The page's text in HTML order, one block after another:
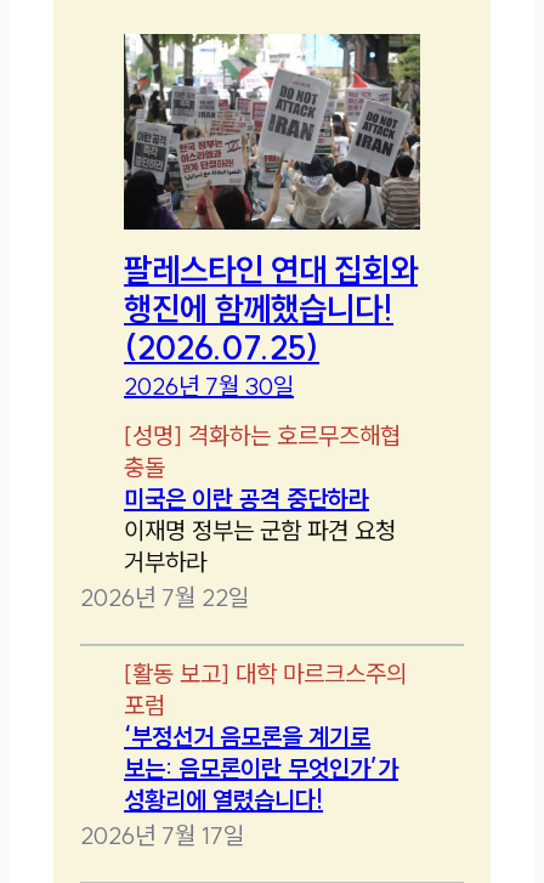
팔레스타인 연대 집회와
행진에 함께했습니다!
(2026.07.25)
2026년 7월 30일
[성명] 격화하는 호르무즈해협
충돌
미국은 이란 공격 중단하라
이재명 정부는 군함 파견 요청
거부하라
2026년 7월 22일
[활동 보고] 대학 마르크스주의
포럼
‘부정선거 음모론을 계기로
보는: 음모론이란 무엇인가’가
성황리에 열렸습니다!
2026년 7월 17일